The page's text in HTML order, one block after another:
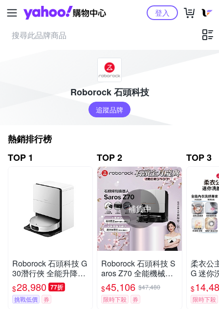
Yahoo購物中心登入
Roborock 石頭科技
追蹤品牌
熱銷排行榜
TOP 1
Roborock 石頭科技 G
30潛行俠 全能升降極
淨王者 (智慧升降全域
LDS/超薄7.98/聲波恆
濕拖地/22000Pa)
$28,980 77折
挑戰低價 券
TOP 2
補貨中
Roborock 石頭科技 S
aros Z70 全能機械手
臂旗艦掃拖王者(機械
手臂/零纏繞/22000P
a/7.98超薄/80度熱洗)
$45,106 $47,480
限時下殺
券
TOP 3
柔衣公
G 迷你
洗衣
漬洗/立
證/
$
限時下殺